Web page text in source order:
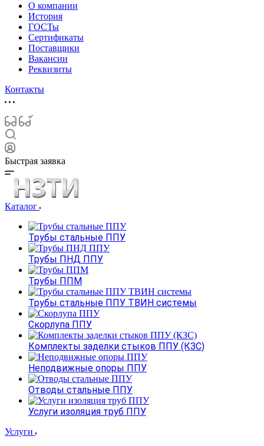
О компании
История
ГОСТы
Сертификаты
Поставщики
Вакансии
Реквизиты
Контакты
Быстрая заявка
Каталог
Трубы стальные ППУ
Трубы ПНД ППУ
Трубы ППМ
Трубы стальные ППУ ТВИН системы
Скорлупа ППУ
Комплекты заделки стыков ППУ (КЗС)
Неподвижные опоры ППУ
Отводы стальные ППУ
Услуги изоляция труб ППУ
Услуги